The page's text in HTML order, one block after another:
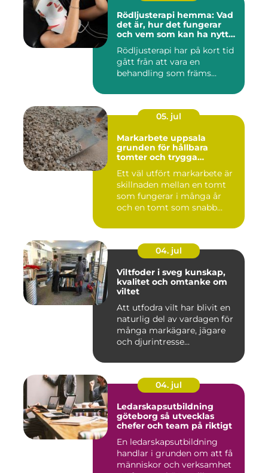
Rödljusterapi hemma: Vad
det är, hur det fungerar
och vem som kan ha nytta
Rödljusterapi har på kort tid
gått från att vara en
behandling som främs...
05. jul
Markarbete uppsala
grunden för hållbara
tomter och trygga
Ett väl utfört markarbete är
skillnaden mellan en tomt
som fungerar i många år
och en tomt som snabb...
04. jul
Viltfoder i sveg kunskap,
kvalitet och omtanke om
viltet
Att utfodra vilt har blivit en
naturlig del av vardagen för
många markägare, jägare
och djurintresse...
04. jul
Ledarskapsutbildning
göteborg så utvecklas
chefer och team på riktigt
En ledarskapsutbildning
handlar i grunden om att få
människor och verksamhet